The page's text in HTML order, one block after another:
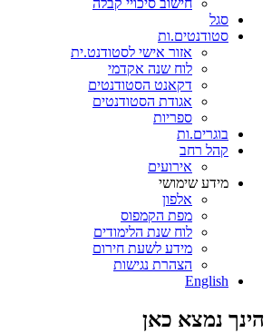
חישוב סיכויי קבלה
סגל
סטודנטים.ות
אזור אישי לסטודנט.ית
לוח שנה אקדמי
דקאנט הסטודנטים
אגודת הסטודנטים
ספריות
בוגרים.ות
קהל רחב
אירועים
מידע שימושי
אלפון
מפת הקמפוס
לוח שנת הלימודים
מידע לשעת חירום
הצהרת נגישות
English
הינך נמצא כאן